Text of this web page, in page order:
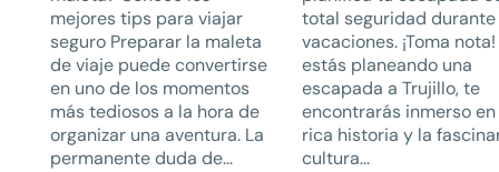
mejores tips para viajar
seguro Preparar la maleta
de viaje puede convertirse
en uno de los momentos
más tediosos a la hora de
organizar una aventura. La
permanente duda de...
total seguridad
vacaciones. ¡Toma
estás planeando una
escapada a Trujillo, te
encontrarás inmerso
rica historia y la
cultura...